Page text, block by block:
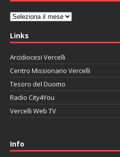
Archivi
Links
Arcidiocesi Vercelli
Centro Missionario Vercelli
Tesoro del Duomo
Radio City4You
Vercelli Web TV
Info